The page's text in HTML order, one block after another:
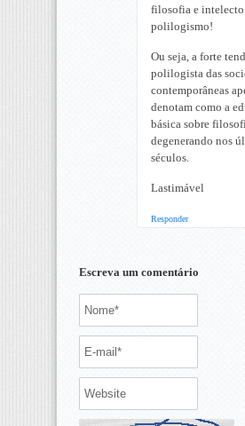
filosofia e intelecto
polilogismo!
Ou seja, a forte
polilogista das
contemporâneas
denotam como a
básica sobre
degenerando nos
séculos.
Lastimável
Responder
Escreva um comentário